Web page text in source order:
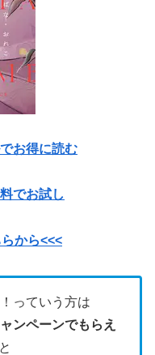
お得に読む
でお試し
から<<<
っていう方は
ンペーンでもらえ